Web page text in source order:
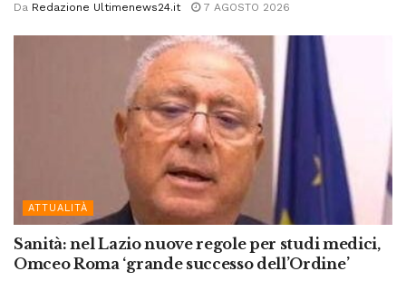
Da Redazione Ultimenews24.it 7 AGOSTO 2026
ATTUALITÀ
Sanità: nel Lazio nuove regole per studi medici,
Omceo Roma ‘grande successo dell’Ordine’